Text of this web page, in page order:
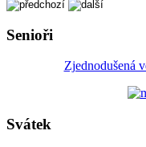
Senioři
Zjednodušená
Svátek